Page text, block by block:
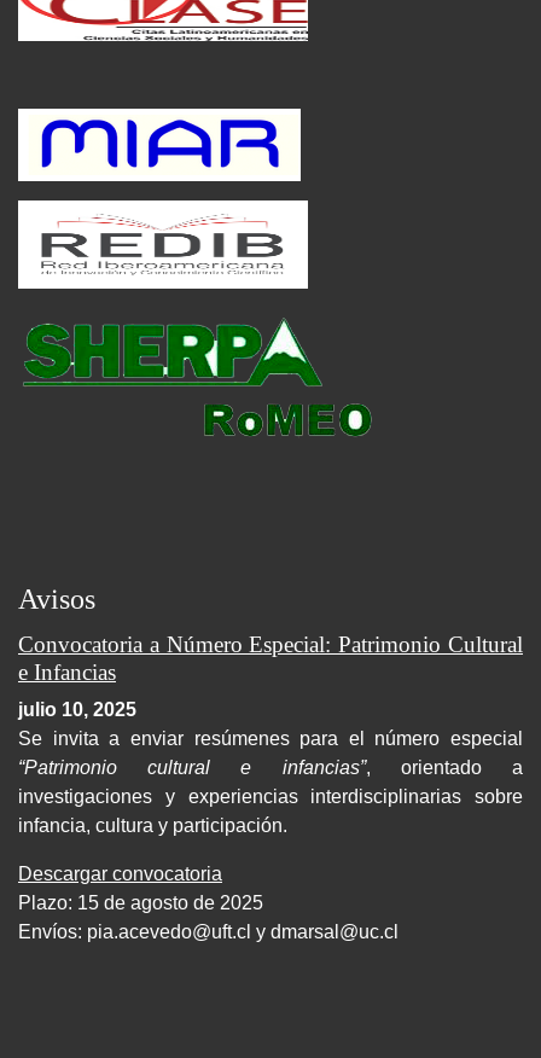
Avisos
Convocatoria a Número Especial: Patrimonio Cultural
e Infancias
julio 10, 2025
Se invita a enviar resúmenes para el número especial
“Patrimonio cultural e infancias”, orientado a
investigaciones y experiencias interdisciplinarias sobre
infancia, cultura y participación.
Descargar convocatoria
Plazo: 15 de agosto de 2025
Envíos: pia.acevedo@uft.cl y dmarsal@uc.cl